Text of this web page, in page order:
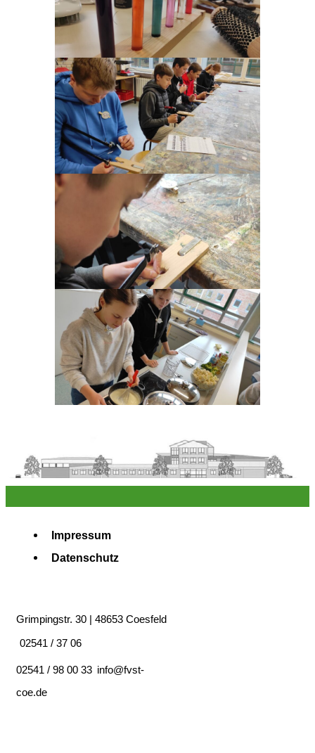
Impressum
Datenschutz
Grimpingstr. 30 | 48653 Coesfeld
02541 / 37 06
02541 / 98 00 33 info@fvst-
coe.de